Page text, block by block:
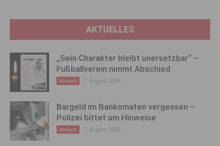
AKTUELLES
„Sein Charakter bleibt unersetzbar“ –
Fußballverein nimmt Abschied
Aktuell 7. August 2026
Bargeld im Bankomaten vergessen –
Polizei bittet um Hinweise
Aktuell 7. August 2026